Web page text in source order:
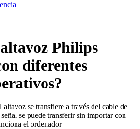
Philips
diferentes
se transfiere a través del cable de
se puede transferir sin importar con
el ordenador.